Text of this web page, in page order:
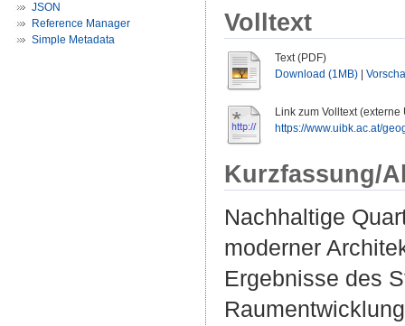
JSON
Reference Manager
Simple Metadata
Volltext
Text (PDF)
Download (1MB)
Link zum Volltext (externe
https://www.uibk.ac.at/
Kurzfassung/
Nachhaltige
moderner
Ergebnisse des